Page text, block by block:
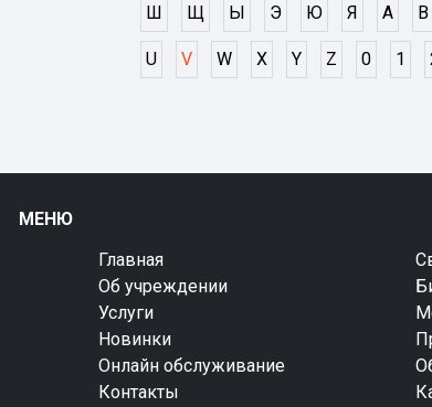
Ш Щ Ы Э Ю Я A B
U V W X Y Z 0 1
МЕНЮ
Главная
Об учреждении
Услуги
Новинки
Онлайн обслуживание
Контакты